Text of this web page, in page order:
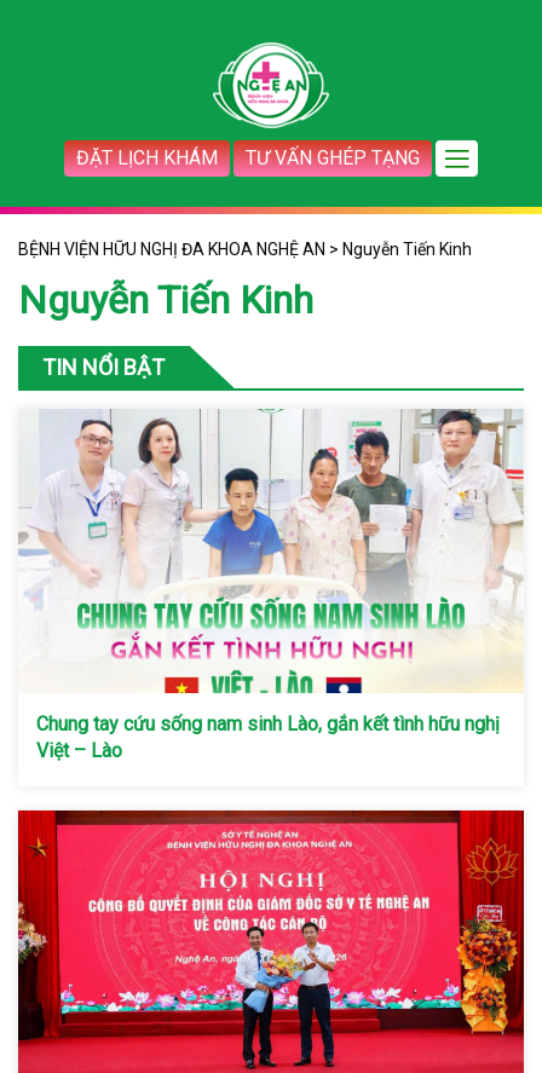
ĐẶT LỊCH KHÁM TƯ VẤN GHÉP TẠNG
BỆNH VIỆN HỮU NGHỊ ĐA KHOA NGHỆ AN > Nguyễn Tiến Kinh
Nguyễn Tiến Kinh
TIN NỔI BẬT
Chung tay cứu sống nam sinh Lào, gắn kết tình hữu nghị
Việt – Lào